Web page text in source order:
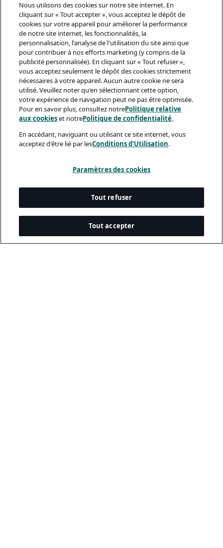
Nous utilisons des cookies sur notre site internet. En
cliquant sur « Tout accepter », vous acceptez le dépôt de
cookies sur votre appareil pour améliorer la performance
de notre site internet, les fonctionnalités, la
personnalisation, l'analyse de l'utilisation du site ainsi que
pour contribuer à nos efforts marketing (y compris de la
publicité personnalisée). En cliquant sur « Tout refuser »,
vous acceptez seulement le dépôt des cookies strictement
nécessaires à votre appareil. Aucun autre cookie ne sera
utilisé. Veuillez noter qu'en sélectionnant cette option,
votre expérience de navigation peut ne pas être optimisée.
Pour en savoir plus, consultez notrePolitique relative
aux cookieset notrePolitique de confidentialité.
En accédant, naviguant ou utilisant ce site internet, vous
acceptez d'être lié par lesConditions d'Utilisation.
Paramètres des cookies
Tout refuser
Tout accepter